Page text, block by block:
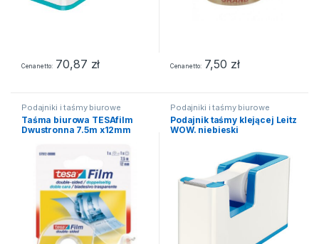
Cena netto 70,87 zł Cena netto 7,50 zł
Podajniki i taśmy biurowe
Taśma biurowa TESAfilm
Dwustronna 7.5m x12mm
Podajniki i taśmy biurowe
Podajnik taśmy klejącej Leitz
WOW. niebieski